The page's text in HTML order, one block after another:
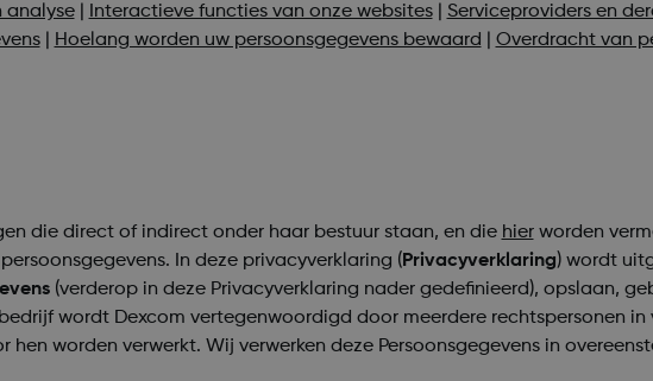
analyse| Interactieve functies van onze websites| Serviceproviders en
| Hoelang worden uw persoonsgegevens bewaard Overdracht van
die direct of indirect onder haar bestuur staan, en die hierworden
In deze privacyverklaring (Privacyverklaring) wordt
(verderop in deze Privacyverklaring nader gedefinieerd), opslaan,
wordt Dexcom vertegenwoordigd door meerdere rechtspersonen
worden verwerkt. Wij verwerken deze Persoonsgegevens in